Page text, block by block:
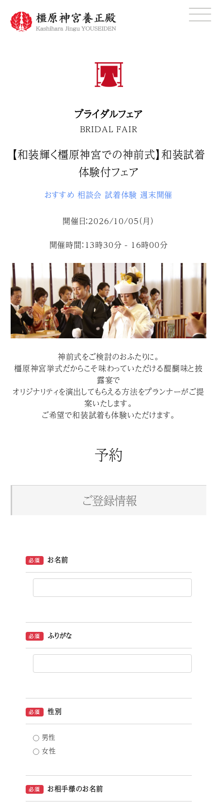
ブライダルフェア
BRIDAL FAIR
【和装輝く橿原神宮での神前式】和装試着
体験付フェア
おすすめ 相談会 試着体験 週末開催
開催日：2026/10/05（月）
開催時間：13時30分 - 16時00分
神前式をご検討のおふたりに。
橿原神宮挙式だからこそ味わっていただける醍醐味と披
露宴で
オリジナリティを演出してもらえる方法をプランナーがご提
案いたします。
ご希望で和装試着も体験いただけます。
予約
ご登録情報
必須 お名前
必須 ふりがな
必須 性別
男性
女性
必須 お相手様のお名前